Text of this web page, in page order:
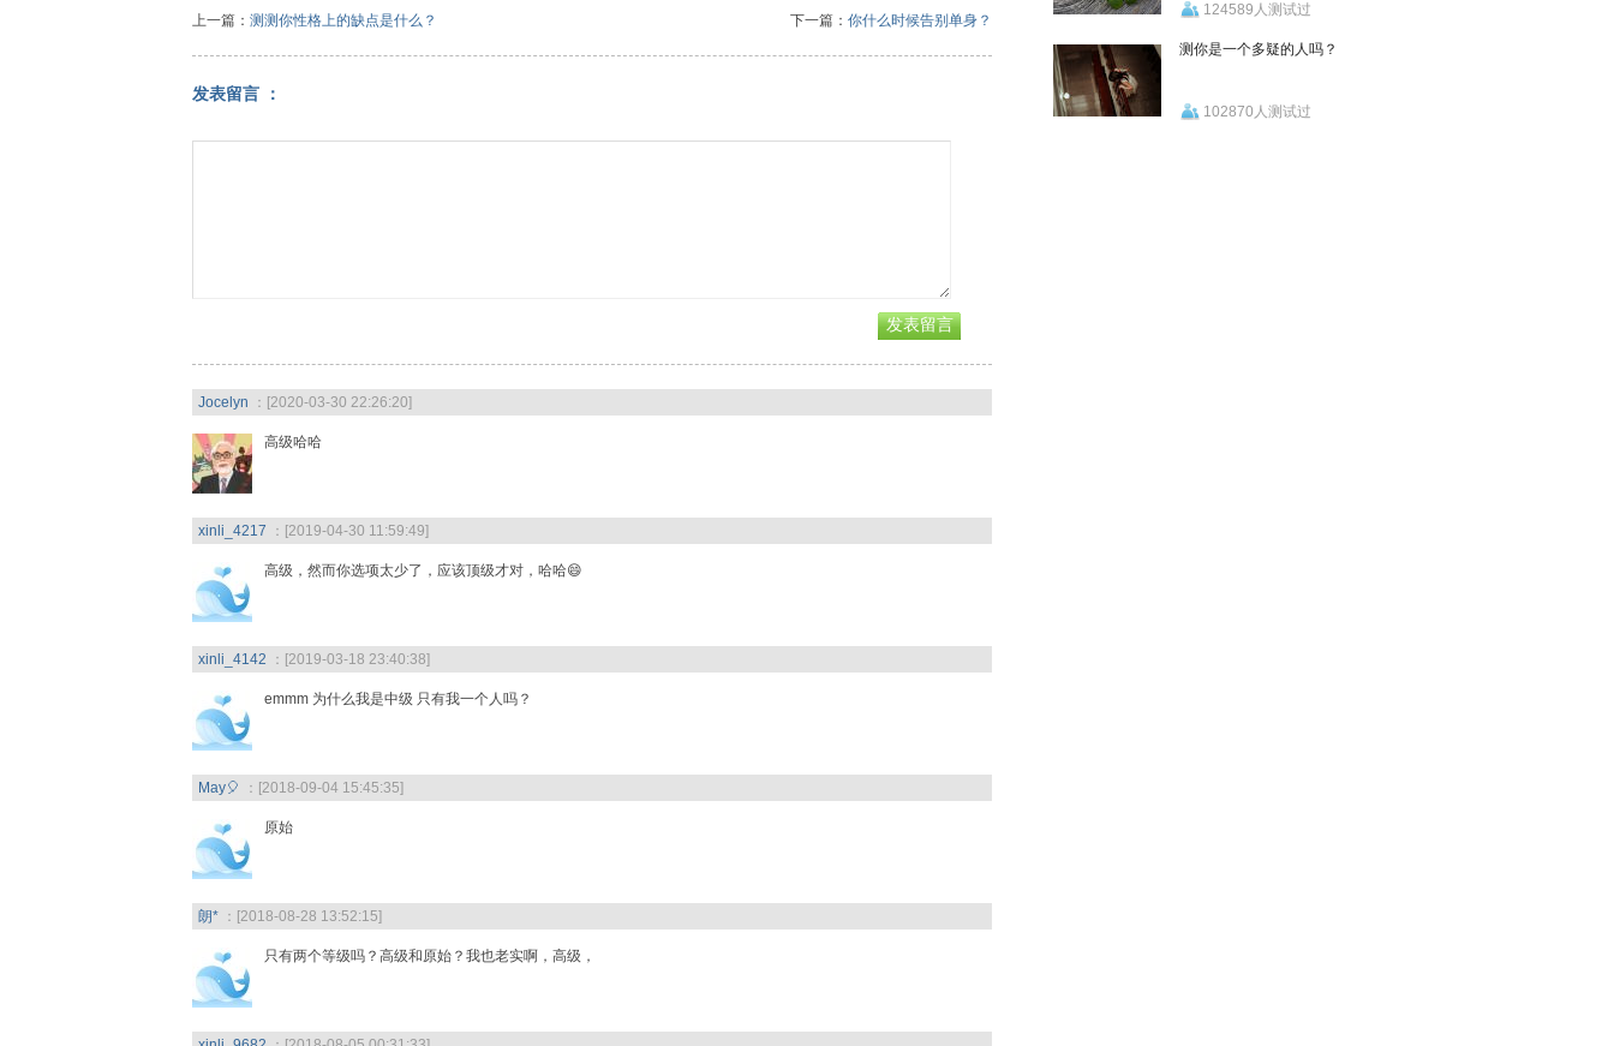
上一篇： 测测你性格上的缺点是什么？ 下一篇： 你什么时候告别单身？
发表留言 ：
Jocelyn ：[2020-03-30 22:26:20]
高级哈哈
xinli_4217 ：[2019-04-30 11:59:49]
高级，然而你选项太少了，应该顶级才对，哈哈😄
xinli_4142 ：[2019-03-18 23:40:38]
emmm 为什么我是中级 只有我一个人吗？
May🎈 ：[2018-09-04 15:45:35]
原始
朗* ：[2018-08-28 13:52:15]
只有两个等级吗？高级和原始？我也老实啊，高级，
124589人测试过
测你是一个多疑的人吗？
102870人测试过